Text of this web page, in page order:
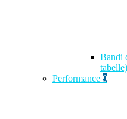
Bandi
tabelle)
Performance 9